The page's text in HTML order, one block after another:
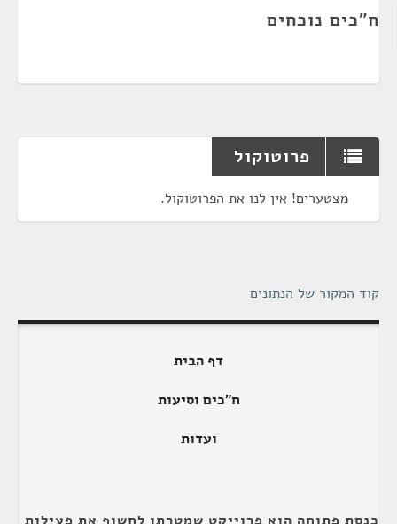
ח"כים נוכחים
פרוטוקול
מצטערים! אין לנו את הפרוטוקול.
קוד המקור של הנתונים
דף הבית
ח"כים וסיעות
ועדות